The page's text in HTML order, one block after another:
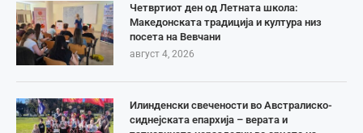
Четвртиот ден од Летната школа:
Македонската традиција и култура низ
посета на Вевчани
август 4, 2026
Илинденски свечености во Австралиско-
сиднејската епархија – верата и